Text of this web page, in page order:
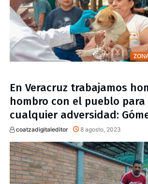
En Veracruz trabajamos
hombro con el pueblo
cualquier adversidad:
coatzadigitaleditor 8 agosto, 2023